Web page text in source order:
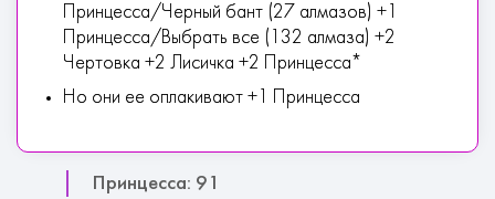
Принцесса/Черный бант (27 алмазов) +1
Принцесса/Выбрать все (132 алмаза) +2
Чертовка +2 Лисичка +2 Принцесса*
Но они ее оплакивают +1 Принцесса
Принцесса: 91